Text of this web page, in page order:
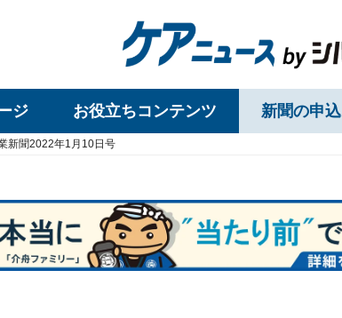
ジ お役立ちコンテンツ 新聞の申込
新聞2022年1月10日号